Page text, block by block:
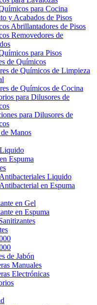
para Cocina
y Acabados de Pisos
Abrillantadores de Pisos
Removedores de
para Pisos
de Químicos
de Químicos de Limpieza
de Químicos de Cocina
para Dilusores de
para Dilusores de
Manos
Espuma
Liquido
en Espuma
en Gel
en Espuma
de Jabón
Manuales
Electrónicas